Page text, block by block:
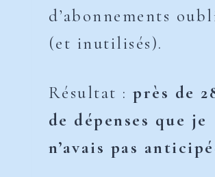
d’abonnements
(et inutilisés).
Résultat :près de
de dépenses que je
n’avais pas